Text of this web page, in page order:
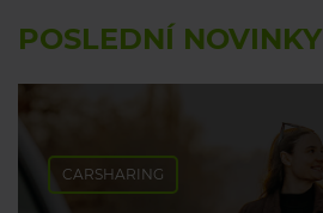
POSLEDNÍ NOVINKY
CARSHARING